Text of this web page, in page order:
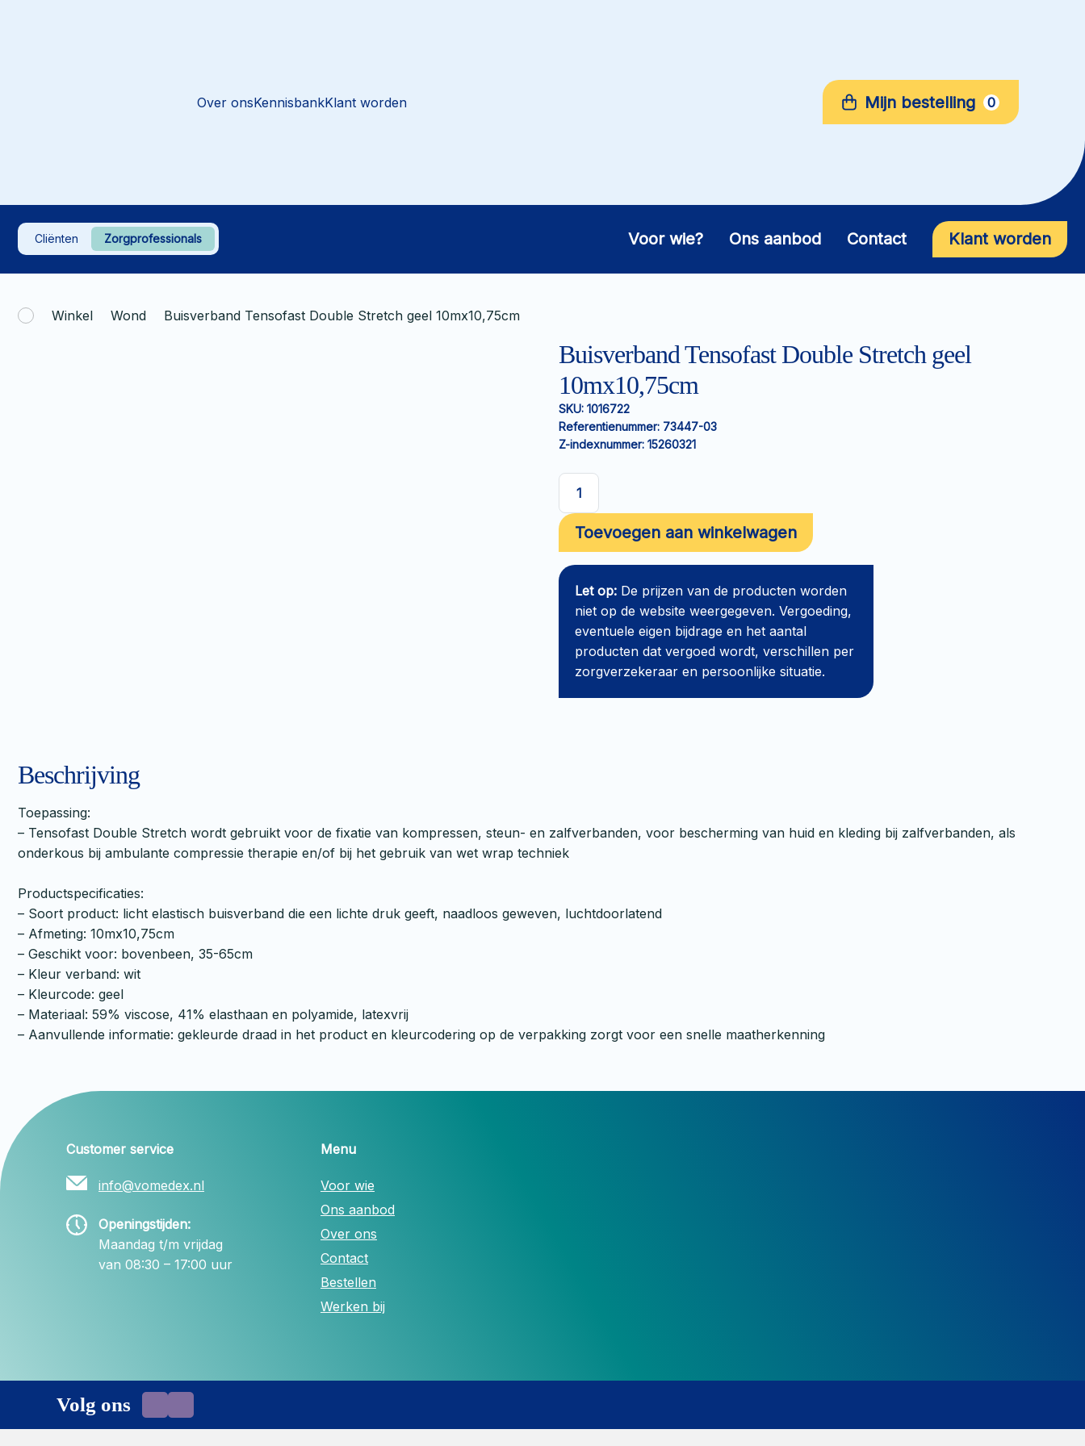
Over onsKennisbankKlant worden Mijn bestelling 0
Cliënten Zorgprofessionals Voor wie? Ons aanbod Contact Klant worden
Winkel Wond Buisverband Tensofast Double Stretch geel 10mx10,75cm
Buisverband Tensofast Double Stretch geel
10mx10,75cm
SKU: 1016722
Referentienummer: 73447-03
Z-indexnummer: 15260321
Buisverband
Tensofast
Double
Stretch
geel
10mx10,75cm
Toevoegen aan winkelwagen
Let op: De prijzen van de producten worden
niet op de website weergegeven. Vergoeding,
eventuele eigen bijdrage en het aantal
producten dat vergoed wordt, verschillen per
zorgverzekeraar en persoonlijke situatie.
Beschrijving
Toepassing:
– Tensofast Double Stretch wordt gebruikt voor de fixatie van kompressen, steun- en zalfverbanden, voor bescherming van huid en kleding bij zalfverbanden, als
onderkous bij ambulante compressie therapie en/of bij het gebruik van wet wrap techniek
Productspecificaties:
– Soort product: licht elastisch buisverband die een lichte druk geeft, naadloos geweven, luchtdoorlatend
– Afmeting: 10mx10,75cm
– Geschikt voor: bovenbeen, 35-65cm
– Kleur verband: wit
– Kleurcode: geel
– Materiaal: 59% viscose, 41% elasthaan en polyamide, latexvrij
– Aanvullende informatie: gekleurde draad in het product en kleurcodering op de verpakking zorgt voor een snelle maatherkenning
Customer service
info@vomedex.nl
Openingstijden:
Maandag t/m vrijdag
van 08:30 – 17:00 uur
Menu
Voor wie
Ons aanbod
Over ons
Contact
Bestellen
Werken bij
Volg ons